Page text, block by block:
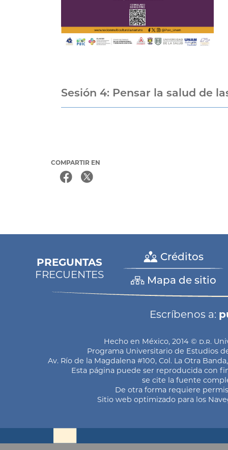
Sesión 4: Pensar la salud de
COMPARTIR EN
PREGUNTAS
FRECUENTES
Créditos
Mapa de sitio
Escríbenos a:
Hecho en México, 2014 © d.r.
Programa Universitario de Estudios
Av. Río de la Magdalena #100, Col. La Otra
Esta página puede ser reproducida con
se cite la fuente
De otra forma requiere
Sitio web optimizado para los